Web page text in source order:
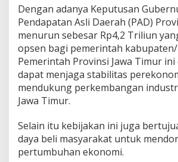
a
n
P
K
B
d
a
n
B
K
B
T
i
Dengan adanya Keputusan
Pendapatan Asli Daerah (PAD)
menurun sebesar Rp4,2 Triliun
opsen bagi pemerintah
Pemerintah Provinsi Jawa Timur
dapat menjaga stabilitas
mendukung perkembangan
Jawa Timur.
Selain itu kebijakan ini juga
daya beli masyarakat untuk
pertumbuhan ekonomi.